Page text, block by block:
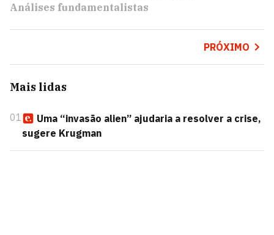
Análises fundamentalistas
PRÓXIMO
Mais lidas
01
Uma “invasão alien” ajudaria a resolver a crise,
sugere Krugman